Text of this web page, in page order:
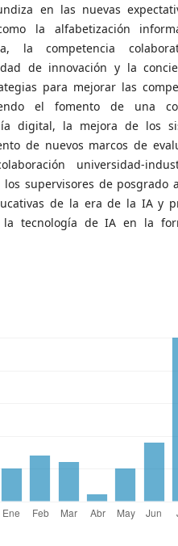
en las nuevas
la alfabetización
la competencia
de innovación y la
para mejorar las
el fomento de una
digital, la mejora de los
de nuevos marcos de
universidad-
supervisores de posgrado
de la era de la IA y
tecnología de IA en la